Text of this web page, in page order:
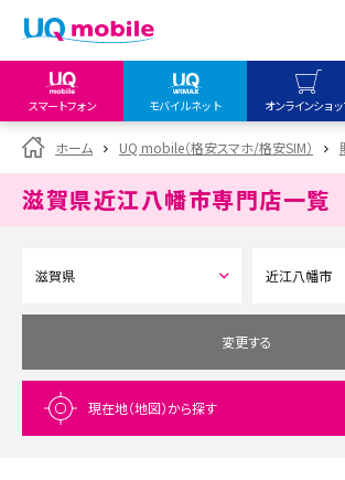
スマートフォン モバイルネット オンラインショ
my UQ WiMAX
UQ WiMAX ご契約の方
My UQ mobile
データチャージサイト
UQ mobile
オンラインショップ
UQ WiMAX
UQ mobile
販売店舗
UQ WiMAX
ホーム UQ mobile（格安スマホ/格安SIM）
滋賀県近江八幡市専門店一覧
変更する
現在地（地図）から探す